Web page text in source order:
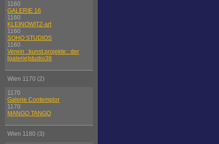
1160
GALERIE 16
1160
KLEINOWITZ-art
1160
SOHO STUDIOS
1160
Verein ::kunst.projekte:: der
[galerie]studio38
Wien 1170 (2)
1170
Galerie Contemplor
1170
MANGO TANGO
Wien 1180 (3)